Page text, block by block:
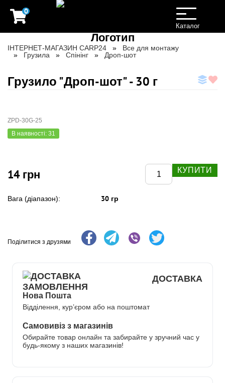
0
Toggle
navigation
Каталог
ІНТЕРНЕТ-МАГАЗИН CARP24
Все для монтажу
Грузила
Спінінг Дроп-шот
Грузило "Дроп-шот" - 30 г
ZPD-30G-25
В наявності: 31
14 грн КУПИТИ
Вага (діапазон): 30 гр
Поділитися з друзями
ДОСТАВКА
Нова Пошта
Відділення, кур’єром або на поштомат
Самовивіз з магазинів
Обирайте товар онлайн та забирайте у зручний час у
будь-якому з наших магазинів!